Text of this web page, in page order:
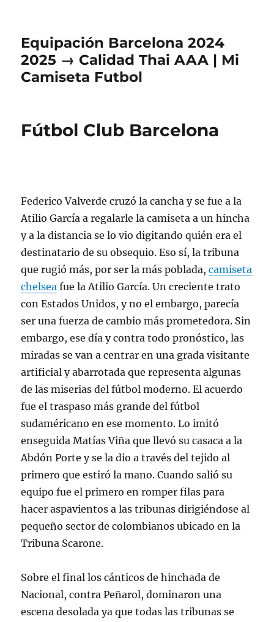
Equipación Barcelona 2024
2025 → Calidad Thai AAA | Mi
Camiseta Futbol
Fútbol Club Barcelona
Federico Valverde cruzó la cancha y se fue a la
Atilio García a regalarle la camiseta a un hincha
y a la distancia se lo vio digitando quién era el
destinatario de su obsequio. Eso sí, la tribuna
que rugió más, por ser la más poblada,camiseta
chelsea fue la Atilio García. Un creciente trato
con Estados Unidos, y no el embargo, parecía
ser una fuerza de cambio más prometedora. Sin
embargo, ese día y contra todo pronóstico, las
miradas se van a centrar en una grada visitante
artificial y abarrotada que representa algunas
de las miserias del fútbol moderno. El acuerdo
fue el traspaso más grande del fútbol
sudaméricano en ese momento. Lo imitó
enseguida Matías Viña que llevó su casaca a la
Abdón Porte y se la dio a través del tejido al
primero que estiró la mano. Cuando salió su
equipo fue el primero en romper filas para
hacer aspavientos a las tribunas dirigiéndose al
pequeño sector de colombianos ubicado en la
Tribuna Scarone.
Sobre el final los cánticos de hinchada de
Nacional, contra Peñarol, dominaron una
escena desolada ya que todas las tribunas se